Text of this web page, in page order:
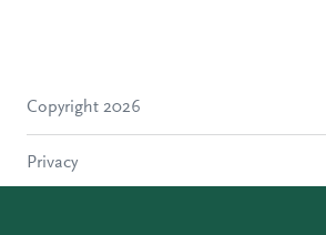
Molenlanden
Papendrecht
Copyright 2026
Privacy